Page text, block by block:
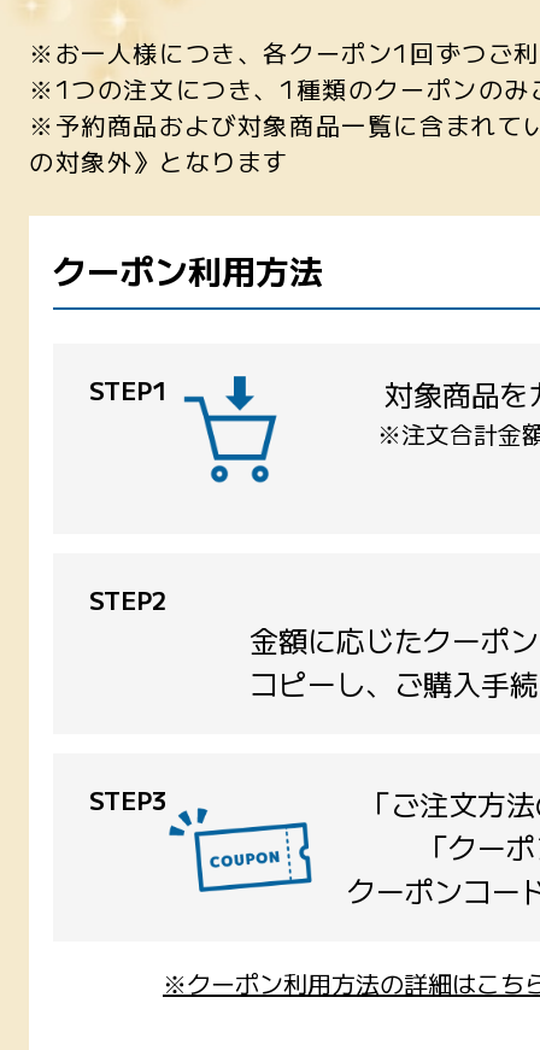
※お一人様につき、各クーポン1回ずつご
※1つの注文につき、1種類のクーポンのみ
※予約商品および対象商品一覧に含まれて
の対象外》となります
クーポン利用方法
STEP1 対象商品を
※注文合計金
STEP2
金額に応じたクーポ
コピーし、ご購入手
STEP3
「ご注文方
「クー
クーポンコー
※クーポン利用方法の詳細はこち